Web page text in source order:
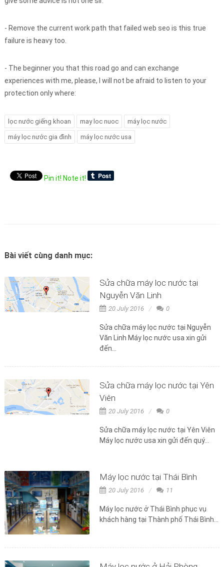
- Remove the current work path that failed web seo is this true
failure is heavy too.
- The beginner you that this road go and can exchange
experiences with me, please, I will not be afraid to listen to your
protection only where:
lọc nước giếng khoan may loc nuoc máy lọc nước
máy lọc nước gia đình máy lọc nước usa
Pin it! Note it!
Bài viết cùng danh mục:
Sửa chữa máy lọc nước tại
Nguyễn Văn Linh
20 July 2016 0
Sửa chữa máy lọc nước tại Nguyễn
Văn Linh Máy lọc nước usa xin gửi
đến...
Sửa chữa máy lọc nước tại Yên
Viên
20 July 2016 0
Sửa chữa máy lọc nước tại Yên Viên
Máy lọc nước usa xin gửi đến quý...
Máy lọc nước tại Thái Bình
20 July 2016 11
Máy lọc nước ở Thái Bình phục vụ
khách hàng tại Thành phố Thái Bình...